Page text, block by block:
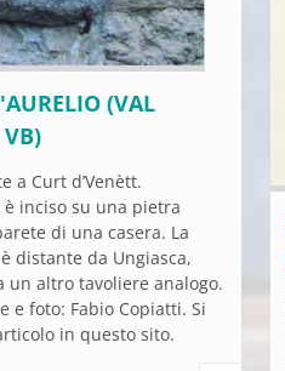
(VAL
VB)
a Curt d’Venètt.
è inciso su una pietra
di una casera. La
distante da Ungiasca,
un altro tavoliere analogo.
e foto: Fabio Copiatti. Si
in questo sito.